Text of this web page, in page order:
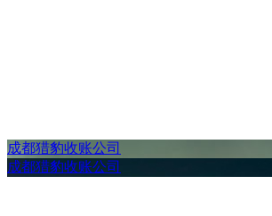
成都猎豹收账公司
成都猎豹收账公司